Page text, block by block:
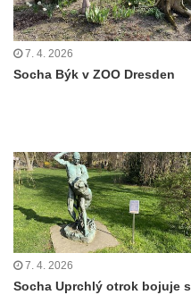
7. 4. 2026
Socha Býk v ZOO Dresden
7. 4. 2026
Socha Uprchlý otrok bojuje s